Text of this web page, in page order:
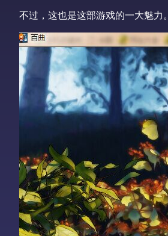
不过，这也是这部游戏的一大魅力。